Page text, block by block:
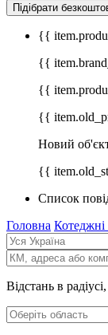
Підібрати
{{
{{
{{
{{
Новий
{{
Список
Головна Котеджні
Відстань в